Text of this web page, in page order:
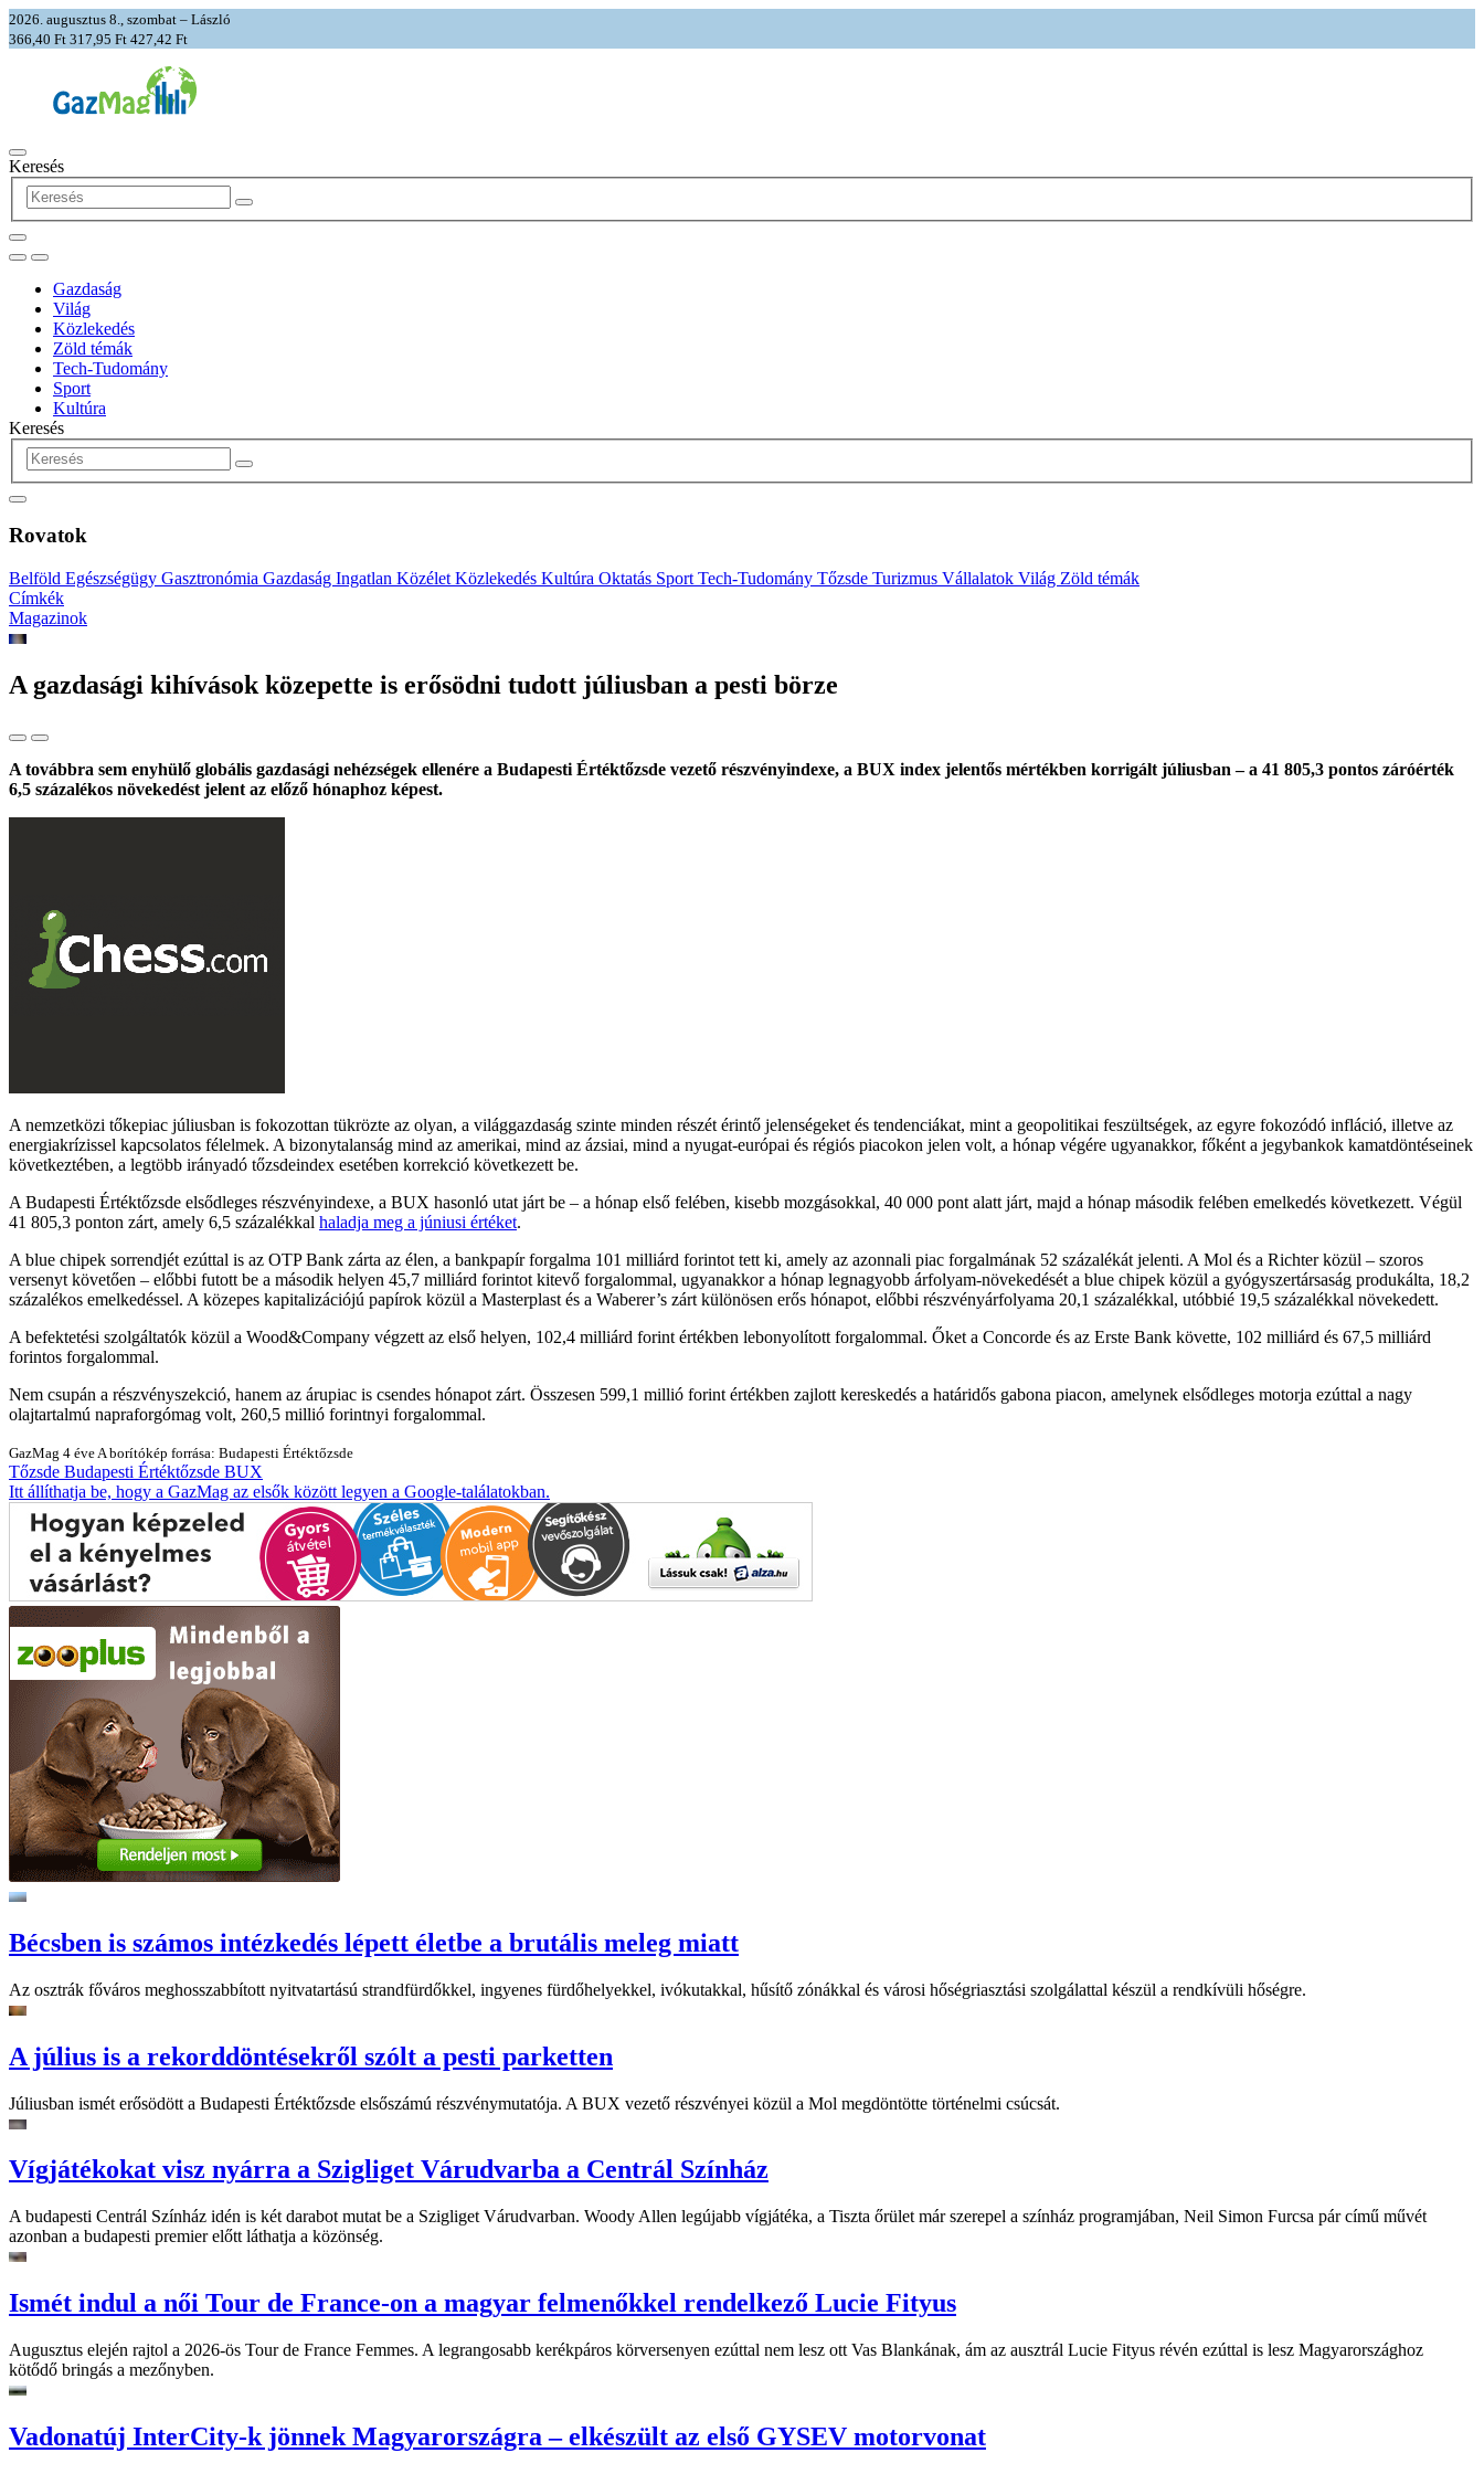
2026. augusztus 8., szombat – László
366,40 Ft 317,95 Ft 427,42 Ft
Keresés
Gazdaság
Világ
Közlekedés
Zöld témák
Tech-Tudomány
Sport
Kultúra
Keresés
Rovatok
Belföld Egészségügy Gasztronómia Gazdaság Ingatlan Közélet Közlekedés Kultúra Oktatás Sport Tech-Tudomány Tőzsde Turizmus Vállalatok Világ Zöld témák
Címkék
Magazinok
A gazdasági kihívások közepette is erősödni tudott júliusban a pesti börze
A továbbra sem enyhülő globális gazdasági nehézségek ellenére a Budapesti Értéktőzsde vezető részvényindexe, a BUX index jelentős mértékben korrigált júliusban – a 41 805,3 pontos záróérték
6,5 százalékos növekedést jelent az előző hónaphoz képest.
A nemzetközi tőkepiac júliusban is fokozottan tükrözte az olyan, a világgazdaság szinte minden részét érintő jelenségeket és tendenciákat, mint a geopolitikai feszültségek, az egyre fokozódó infláció, illetve az
energiakrízissel kapcsolatos félelmek. A bizonytalanság mind az amerikai, mind az ázsiai, mind a nyugat-európai és régiós piacokon jelen volt, a hónap végére ugyanakkor, főként a jegybankok kamatdöntéseinek
következtében, a legtöbb irányadó tőzsdeindex esetében korrekció következett be.
A Budapesti Értéktőzsde elsődleges részvényindexe, a BUX hasonló utat járt be – a hónap első felében, kisebb mozgásokkal, 40 000 pont alatt járt, majd a hónap második felében emelkedés következett. Végül
41 805,3 ponton zárt, amely 6,5 százalékkal haladja meg a júniusi értéket.
A blue chipek sorrendjét ezúttal is az OTP Bank zárta az élen, a bankpapír forgalma 101 milliárd forintot tett ki, amely az azonnali piac forgalmának 52 százalékát jelenti. A Mol és a Richter közül – szoros
versenyt követően – előbbi futott be a második helyen 45,7 milliárd forintot kitevő forgalommal, ugyanakkor a hónap legnagyobb árfolyam-növekedését a blue chipek közül a gyógyszertársaság produkálta, 18,2
százalékos emelkedéssel. A közepes kapitalizációjú papírok közül a Masterplast és a Waberer’s zárt különösen erős hónapot, előbbi részvényárfolyama 20,1 százalékkal, utóbbié 19,5 százalékkal növekedett.
A befektetési szolgáltatók közül a Wood&Company végzett az első helyen, 102,4 milliárd forint értékben lebonyolított forgalommal. Őket a Concorde és az Erste Bank követte, 102 milliárd és 67,5 milliárd
forintos forgalommal.
Nem csupán a részvényszekció, hanem az árupiac is csendes hónapot zárt. Összesen 599,1 millió forint értékben zajlott kereskedés a határidős gabona piacon, amelynek elsődleges motorja ezúttal a nagy
olajtartalmú napraforgómag volt, 260,5 millió forintnyi forgalommal.
GazMag 4 éve A borítókép forrása: Budapesti Értéktőzsde
Tőzsde Budapesti Értéktőzsde BUX
Itt állíthatja be, hogy a GazMag az elsők között legyen a Google-találatokban.
Bécsben is számos intézkedés lépett életbe a brutális meleg miatt
Az osztrák főváros meghosszabbított nyitvatartású strandfürdőkkel, ingyenes fürdőhelyekkel, ivókutakkal, hűsítő zónákkal és városi hőségriasztási szolgálattal készül a rendkívüli hőségre.
A július is a rekorddöntésekről szólt a pesti parketten
Júliusban ismét erősödött a Budapesti Értéktőzsde elsőszámú részvénymutatója. A BUX vezető részvényei közül a Mol megdöntötte történelmi csúcsát.
Vígjátékokat visz nyárra a Szigliget Várudvarba a Centrál Színház
A budapesti Centrál Színház idén is két darabot mutat be a Szigliget Várudvarban. Woody Allen legújabb vígjátéka, a Tiszta őrület már szerepel a színház programjában, Neil Simon Furcsa pár című művét
azonban a budapesti premier előtt láthatja a közönség.
Ismét indul a női Tour de France-on a magyar felmenőkkel rendelkező Lucie Fityus
Augusztus elején rajtol a 2026-ös Tour de France Femmes. A legrangosabb kerékpáros körversenyen ezúttal nem lesz ott Vas Blankának, ám az ausztrál Lucie Fityus révén ezúttal is lesz Magyarországhoz
kötődő bringás a mezőnyben.
Vadonatúj InterCity-k jönnek Magyarországra – elkészült az első GYSEV motorvonat